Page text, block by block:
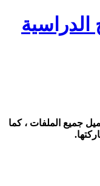
الدراسية
جميع الملفات ، كما